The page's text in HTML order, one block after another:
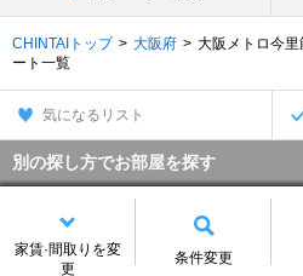
家賃·間取りを変
更
条件変更
CHINTAIトップ 大阪府
大阪メトロ今
ート一覧
気になるリスト
別の探し方でお部屋を探す
家賃相場から